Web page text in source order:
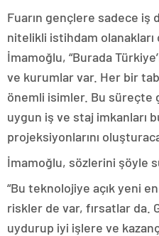
Fuarın gençlere sadece iş
nitelikli istihdam
İmamoğlu, “Burada
ve kurumlar var. Her bir
önemli isimler. Bu süreçte
uygun iş ve staj imkanları
projeksiyonlarını
İmamoğlu, sözlerini şöyle
“Bu teknolojiye açık yeni
riskler de var, fırsatlar da.
uydurup iyi işlere ve